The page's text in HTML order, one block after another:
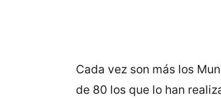
Cada vez son más los
de 80 los que lo han